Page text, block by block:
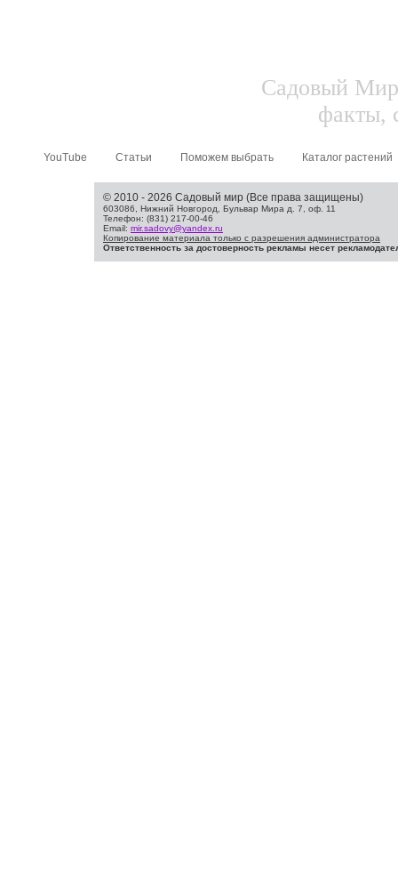
Садовый
факты,
YouTube Статьи Поможем выбрать Каталог растений
© 2010 - 2026 Садовый мир (Все права защищены)
603086, Нижний Новгород, Бульвар Мира д. 7, оф. 11
Телефон: (831) 217-00-46
Email: mir.sadovy@yandex.ru
Копирование материала только с разрешения администратора
Ответственность за достоверность рекламы несет